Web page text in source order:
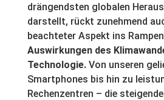
drängendsten globalen
darstellt, rückt zunehmend
beachteter Aspekt ins
Auswirkungen des
Technologie.Von unseren
Smartphones bis hin zu
Rechenzentren – die